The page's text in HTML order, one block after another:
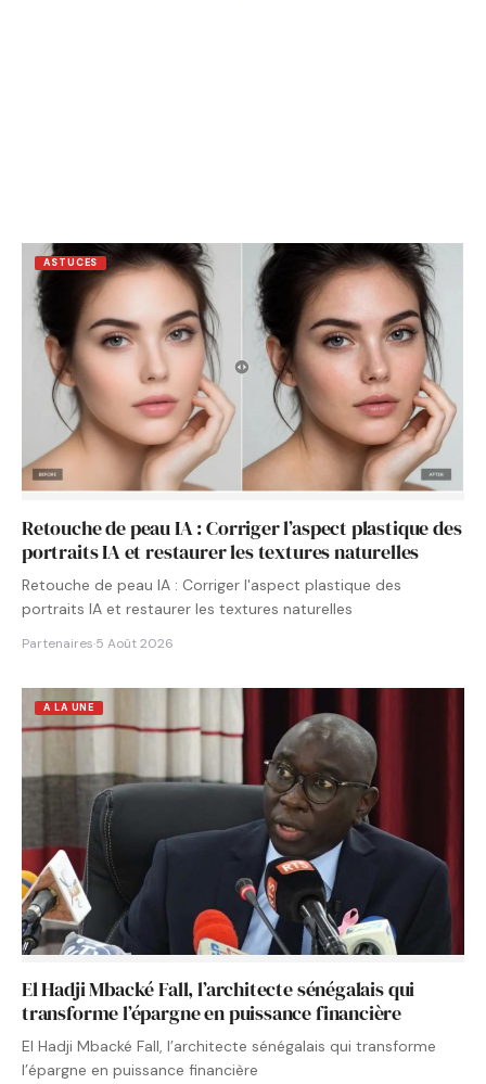
ASTUCES
Retouche de peau IA : Corriger l’aspect plastique des
portraits IA et restaurer les textures naturelles
Retouche de peau IA : Corriger l'aspect plastique des
portraits IA et restaurer les textures naturelles
Partenaires·5 Août 2026
A LA UNE
El Hadji Mbacké Fall, l’architecte sénégalais qui
transforme l’épargne en puissance financière
El Hadji Mbacké Fall, l’architecte sénégalais qui transforme
l’épargne en puissance financière